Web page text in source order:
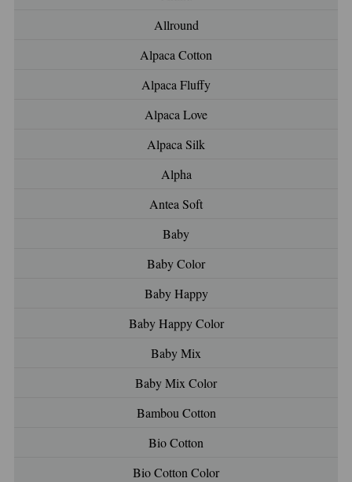
Allround
Alpaca Cotton
Alpaca Fluffy
Alpaca Love
Alpaca Silk
Alpha
Antea Soft
Baby
Baby Color
Baby Happy
Baby Happy Color
Baby Mix
Baby Mix Color
Bambou Cotton
Bio Cotton
Bio Cotton Color